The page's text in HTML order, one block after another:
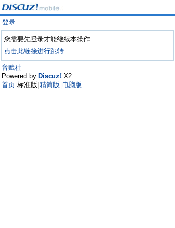
登录
您需要先登录才能继续本操作
点击此链接进行跳转
音赋社
Powered by Discuz! X2
首页 标准版 精简版 电脑版